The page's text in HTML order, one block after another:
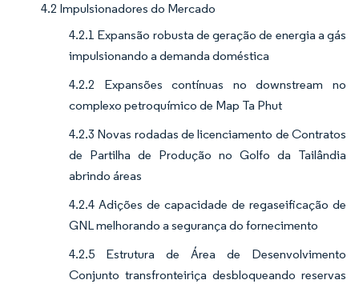
4.2 Impulsionadores do Mercado
4.2.1 Expansão robusta de geração de energia a gás
impulsionando a demanda doméstica
4.2.2 Expansões contínuas no downstream no
complexo petroquímico de Map Ta Phut
4.2.3 Novas rodadas de licenciamento de Contratos
de Partilha de Produção no Golfo da Tailândia
abrindo áreas
4.2.4 Adições de capacidade de regaseificação de
GNL melhorando a segurança do fornecimento
4.2.5 Estrutura de Área de Desenvolvimento
Conjunto transfronteiriça desbloqueando reservas